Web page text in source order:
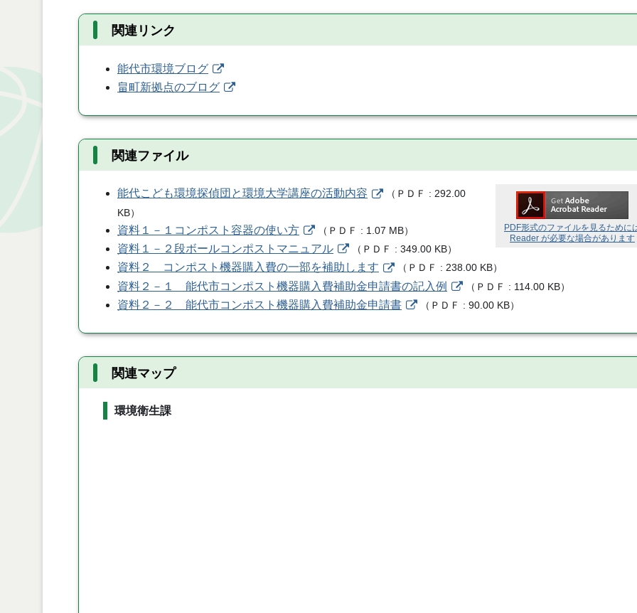
関連リンク
能代市環境ブログ
畠町新拠点のブログ
関連ファイル
PDF形式のファイルを見るために
Reader が必要な場合があります
能代こども環境探偵団と環境大学講座の活動内容 （ ＰＤＦ
292.00
KB）
資料１－１コンポスト容器の使い方 （ ＰＤＦ 1.07 MB）
資料１－２段ボールコンポストマニュアル （ ＰＤＦ 349.00 KB）
資料２ コンポスト機器購入費の一部を補助します （ ＰＤＦ 238.00 KB）
資料２－１ 能代市コンポスト機器購入費補助金申請書の記入例 （ ＰＤＦ 114.00 KB）
資料２－２ 能代市コンポスト機器購入費補助金申請書 （ ＰＤＦ 90.00 KB）
関連マップ
環境衛生課